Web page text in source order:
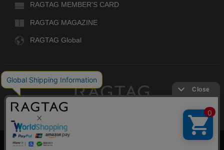
RAGTAG MEMBER'S CARD
RAGTAG MAGAZINE
RAGTAG Global
デザイナーズブランドのユーズド・セレクトショップ